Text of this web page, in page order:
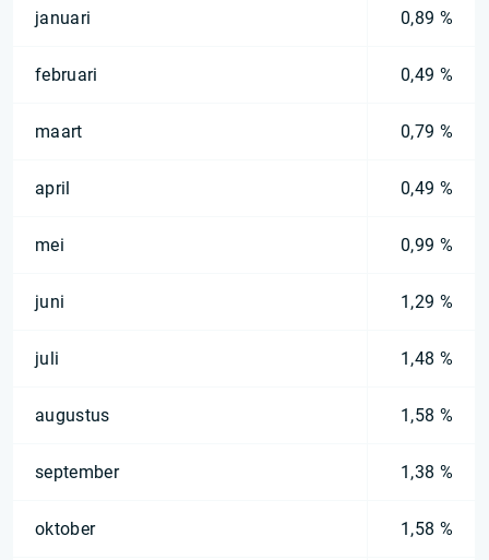
januari 0,89 %
februari 0,49 %
maart 0,79 %
april 0,49 %
mei 0,99 %
juni 1,29 %
juli 1,48 %
augustus 1,58 %
september 1,38 %
oktober 1,58 %